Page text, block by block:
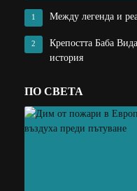
1 Между легенда и
2
Крепостта Баба
история
ПО СВЕТА